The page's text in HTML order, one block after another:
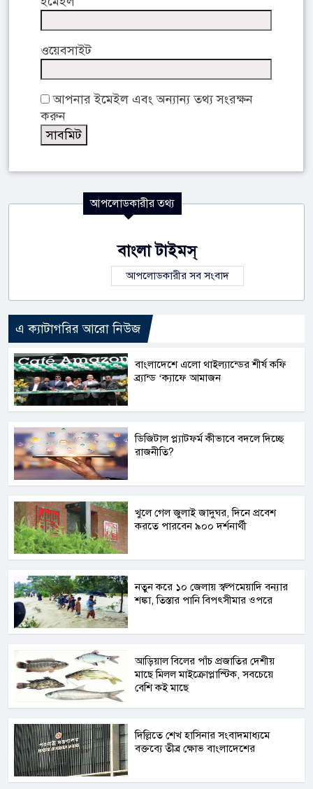
ওয়েবসাইট
আপনার ইমেইল এবং অন্যান্য তথ্য সংরক্ষন
করুন
আপলোডকারীর তথ্য
বাংলা টাইমস্
আপলোডকারীর সব সংবাদ
এ ক্যাটাগরির আরো নিউজ
বাংলাদেশে এলো থাইল্যান্ডের শীর্ষ কফি
ব্র্যান্ড ‘ক্যাফে আমাজন
ডিজিটাল প্ল্যাটফর্ম কীভাবে বদলে দিচ্ছে
রাজনীতি?
খুলে গেল জুলাই জাদুঘর, দিনে প্রবেশ
করতে পারবেন ৯০০ দর্শনার্থী
নতুন করে ১০ জেলায় স্বল্পমেয়াদি বন্যার
শঙ্কা, তিস্তার পানি বিপৎসীমার ওপরে
আড়িয়াল বিলের পাঁচ প্রজাতির দেশীয়
মাছে মিলল মাইক্রোপ্লাস্টিক, সবচেয়ে
বেশি কই মাছে
দিল্লিতে শেখ হাসিনার সংবাদমাধ্যমে
বক্তব্যে তীব্র ক্ষোভ বাংলাদেশের